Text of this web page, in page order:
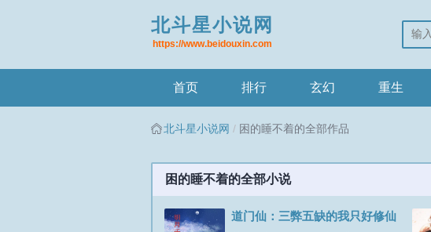
北斗星小说网
https://www.beidouxin.com
首页 排行 玄幻 重生
北斗星小说网 困的睡不着的全部作品
困的睡不着的全部小说
道门仙：三弊五缺的我只好修仙